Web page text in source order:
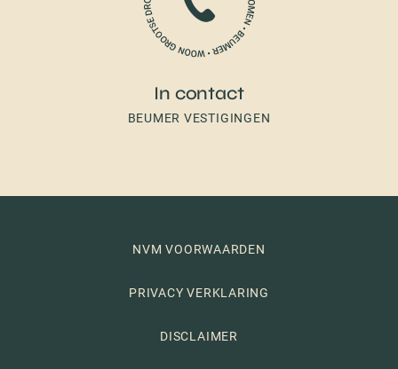
In contact
BEUMER VESTIGINGEN
NVM VOORWAARDEN
PRIVACY VERKLARING
DISCLAIMER